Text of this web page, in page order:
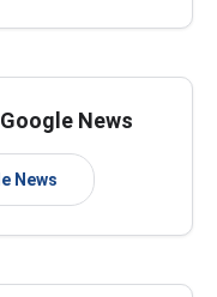
News
News